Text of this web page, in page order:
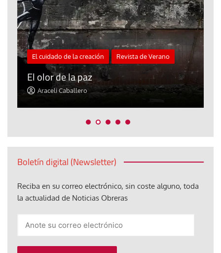
El cuidado de la creación Revista de Verano
El olor de la paz
Araceli Caballero
Boletín digital (Newsletter)
Reciba en su correo electrónico, sin coste alguno, toda
la actualidad de Noticias Obreras